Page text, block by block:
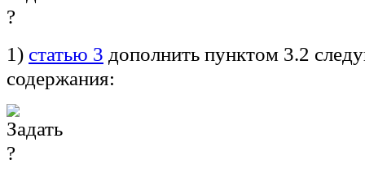
1) статью 3 дополнить пунктом 3.2
содержания: